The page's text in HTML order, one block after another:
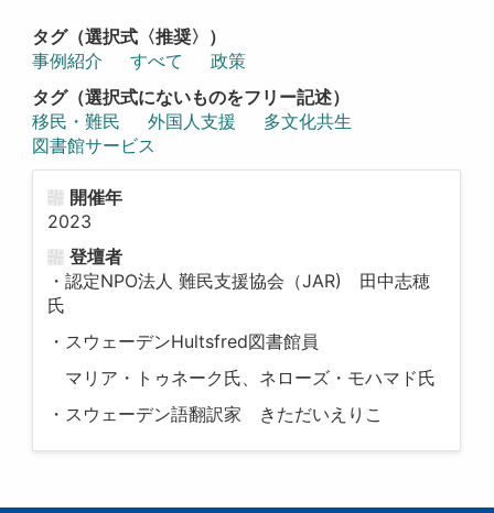
タグ（選択式〈推奨〉）
事例紹介
すべて
政策
タグ（選択式にないものをフリー記述）
移民・難民
外国人支援
多文化共生
図書館サービス
開催年
2023
登壇者
・認定NPO法人 難民支援協会（JAR) 田中志穂
氏
・スウェーデンHultsfred図書館員
マリア・トゥネーク氏、ネローズ・モハマド氏
・スウェーデン語翻訳家 きただいえりこ